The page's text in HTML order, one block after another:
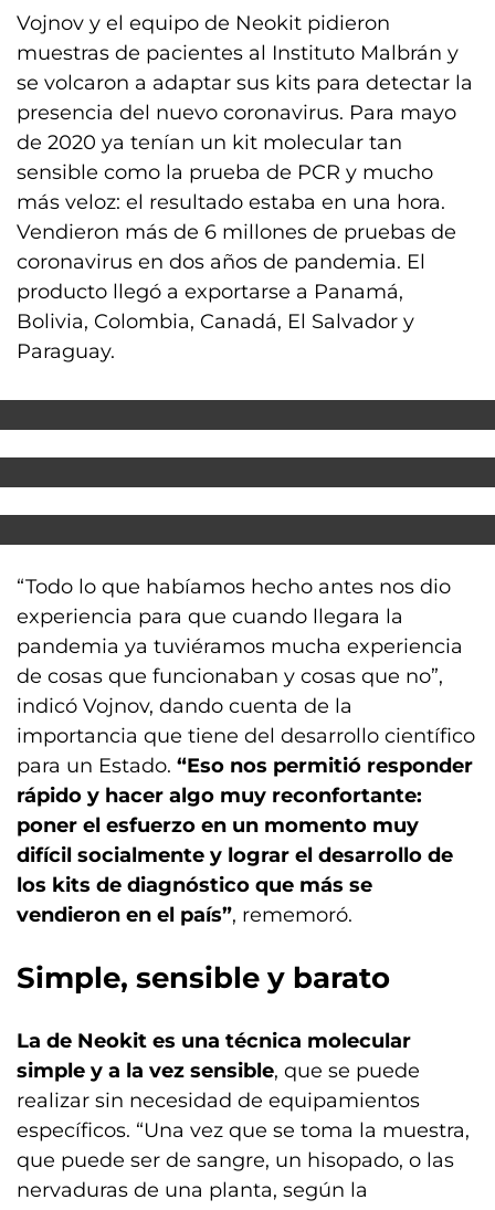
Vojnov y el equipo de Neokit pidieron
muestras de pacientes al Instituto Malbrán y
se volcaron a adaptar sus kits para detectar la
presencia del nuevo coronavirus. Para mayo
de 2020 ya tenían un kit molecular tan
sensible como la prueba de PCR y mucho
más veloz: el resultado estaba en una hora.
Vendieron más de 6 millones de pruebas de
coronavirus en dos años de pandemia. El
producto llegó a exportarse a Panamá,
Bolivia, Colombia, Canadá, El Salvador y
Paraguay.
“Todo lo que habíamos hecho antes nos dio
experiencia para que cuando llegara la
pandemia ya tuviéramos mucha experiencia
de cosas que funcionaban y cosas que no”,
indicó Vojnov, dando cuenta de la
importancia que tiene del desarrollo científico
para un Estado. “Eso nos permitió responder
rápido y hacer algo muy reconfortante:
poner el esfuerzo en un momento muy
difícil socialmente y lograr el desarrollo de
los kits de diagnóstico que más se
vendieron en el país”, rememoró.
Simple, sensible y barato
La de Neokit es una técnica molecular
simple y a la vez sensible, que se puede
realizar sin necesidad de equipamientos
específicos. “Una vez que se toma la muestra,
que puede ser de sangre, un hisopado, o las
nervaduras de una planta, según la